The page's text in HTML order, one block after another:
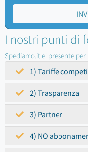
I nostri punti di
Spediamo.it e' presente per
1) Tariffe
2) Trasparenza
3) Partner
4) NO